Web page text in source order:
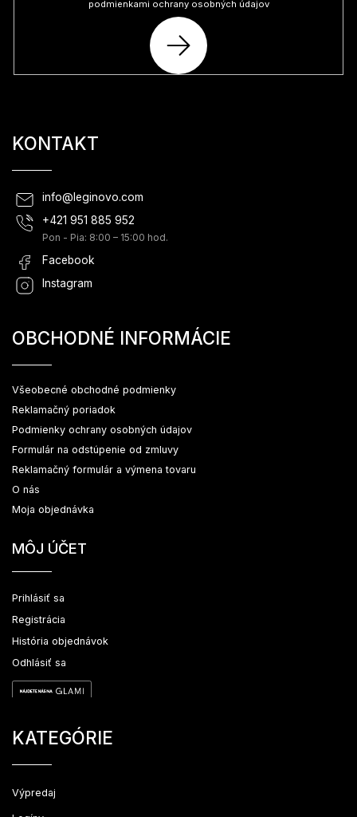
podmienkami ochrany osobných údajov
PRIHLÁSIŤ
SA
KONTAKT
info@ leginovo.com
+421 951 885 952
Pon - Pia: 8:00 – 15:00 hod.
Facebook
Instagram
OBCHODNÉ INFORMÁCIE
Všeobecné obchodné podmienky
Reklamačný poriadok
Podmienky ochrany osobných údajov
Formulár na odstúpenie od zmluvy
Reklamačný formulár a výmena tovaru
O nás
Moja objednávka
MÔJ ÚČET
Prihlásiť sa
Registrácia
História objednávok
Odhlásiť sa
KATEGÓRIE
Výpredaj